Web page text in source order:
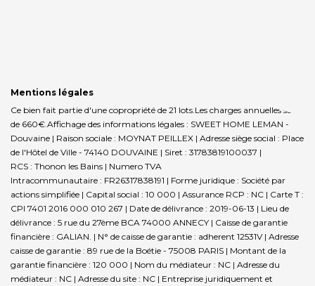
Mentions légales
Ce bien fait partie d'une copropriété de 21 lots.Les charges annuelles sont
de 660€. Affichage des informations légales : SWEET HOME LEMAN -
Douvaine | Raison sociale : MOYNAT PEILLEX | Adresse siège social : Place
de l'Hôtel de Ville - 74140 DOUVAINE | Siret : 31783819100037 |
RCS : Thonon les Bains | Numero TVA
Intracommunautaire : FR26317838191 | Forme juridique : Société par
actions simplifiée | Capital social : 10 000 | Assurance RCP : NC | Carte T :
CPI 7401 2016 000 010 267 | Date de délivrance : 2019-06-13 | Lieu de
délivrance : 5 rue du 27ème BCA 74000 ANNECY | Caisse de garantie
financière : GALIAN. | N° de caisse de garantie : adherent 12531V | Adresse
caisse de garantie : 89 rue de la Boétie - 75008 PARIS | Montant de la
garantie financière : 120 000 | Nom du médiateur : NC | Adresse du
médiateur : NC | Adresse du site : NC | Entreprise juridiquement et